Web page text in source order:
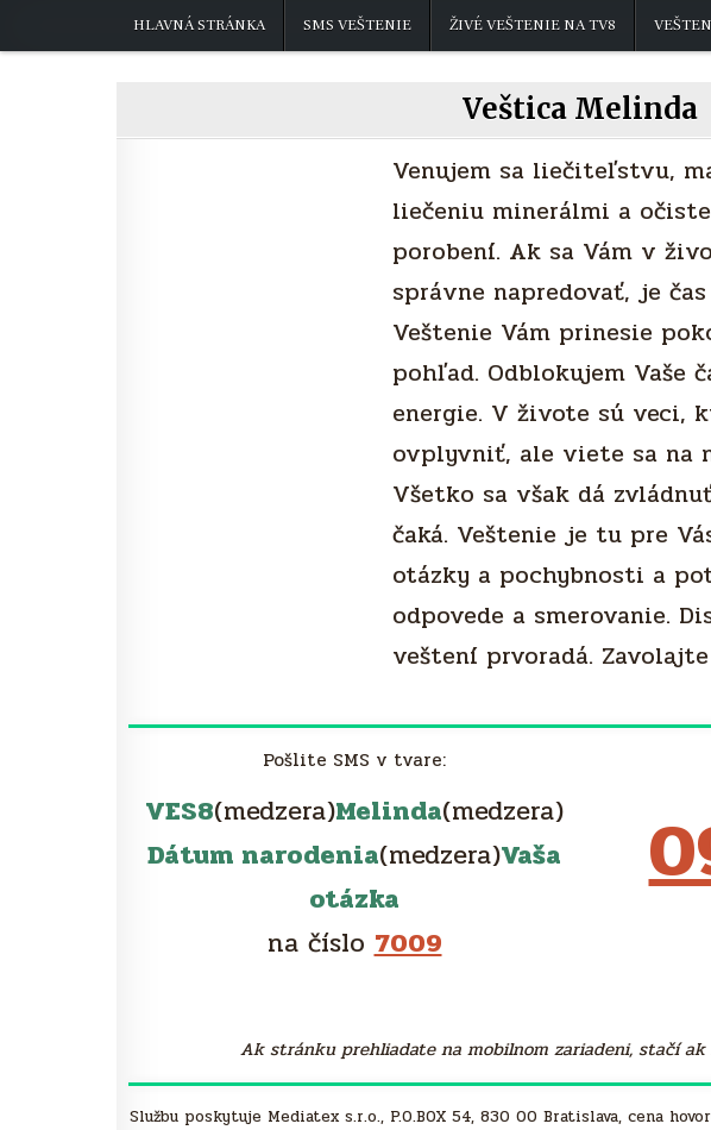
to
HLAVNÁ STRÁNKA SMS VEŠTENIE ŽIVÉ VEŠTENIE NA TV8
Veštica Melinda
Venujem sa liečiteľstvu,
liečeniu minerálmi a
porobení. Ak sa Vám v
správne napredovať, je
Veštenie Vám prinesie
pohľad. Odblokujem Vaše
energie. V živote sú veci,
ovplyvniť, ale viete sa na
Všetko sa však dá
čaká. Veštenie je tu pre
otázky a pochybnosti a
odpovede a smerovanie.
veštení prvoradá.
Pošlite SMS v tvare:
VES8(medzera)Melinda(medzera)
Dátum narodenia(medzera)Vaša
otázka
na číslo7009
Ak stránku prehliadate na mobilnom zariadeni, stačí
Službu poskytuje Mediatex s.r.o., P.O.BOX 54, 830 00 Bratislava, cena